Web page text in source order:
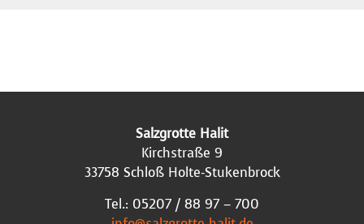
Salzgrotte Halit
Kirchstraße 9
33758 Schloß Holte-Stukenbrock
Tel.: 05207 / 88 97 – 700